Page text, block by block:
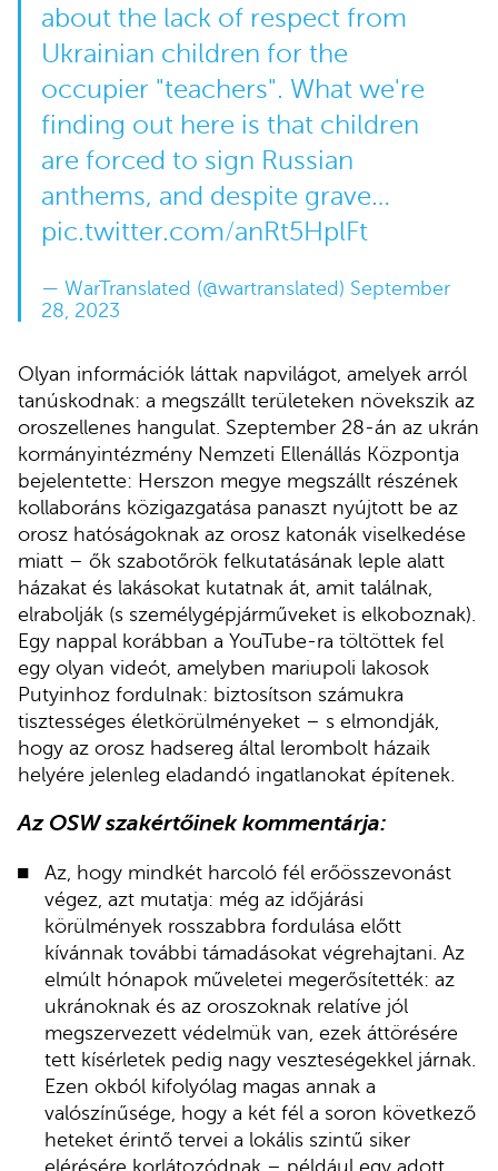
about the lack of respect from
Ukrainian children for the
occupier "teachers". What we're
finding out here is that children
are forced to sign Russian
anthems, and despite grave…
pic.twitter.com/anRt5HplFt
— WarTranslated (@wartranslated) September
28, 2023
Olyan információk láttak napvilágot, amelyek arról
tanúskodnak: a megszállt területeken növekszik az
oroszellenes hangulat. Szeptember 28-án az ukrán
kormányintézmény Nemzeti Ellenállás Központja
bejelentette: Herszon megye megszállt részének
kollaboráns közigazgatása panaszt nyújtott be az
orosz hatóságoknak az orosz katonák viselkedése
miatt – ők szabotőrök felkutatásának leple alatt
házakat és lakásokat kutatnak át, amit találnak,
elrabolják (s személygépjárműveket is elkoboznak).
Egy nappal korábban a YouTube-ra töltöttek fel
egy olyan videót, amelyben mariupoli lakosok
Putyinhoz fordulnak: biztosítson számukra
tisztességes életkörülményeket – s elmondják,
hogy az orosz hadsereg által lerombolt házaik
helyére jelenleg eladandó ingatlanokat építenek.
Az OSW szakértőinek kommentárja:
Az, hogy mindkét harcoló fél erőösszevonást
végez, azt mutatja: még az időjárási
körülmények rosszabbra fordulása előtt
kívánnak további támadásokat végrehajtani. Az
elmúlt hónapok műveletei megerősítették: az
ukránoknak és az oroszoknak relatíve jól
megszervezett védelmük van, ezek áttörésére
tett kísérletek pedig nagy veszteségekkel járnak.
Ezen okból kifolyólag magas annak a
valószínűsége, hogy a két fél a soron következő
heteket érintő tervei a lokális szintű siker